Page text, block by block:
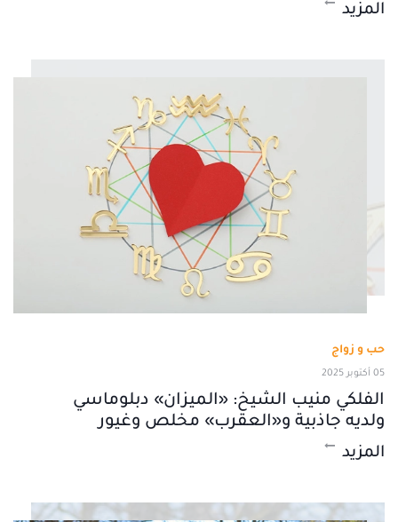
المزيد
حب و زواج
05 أكتوبر 2025
الفلكي منيب الشيخ: «الميزان» دبلوماسي
ولديه جاذبية و«العقرب» مخلص وغيور
المزيد